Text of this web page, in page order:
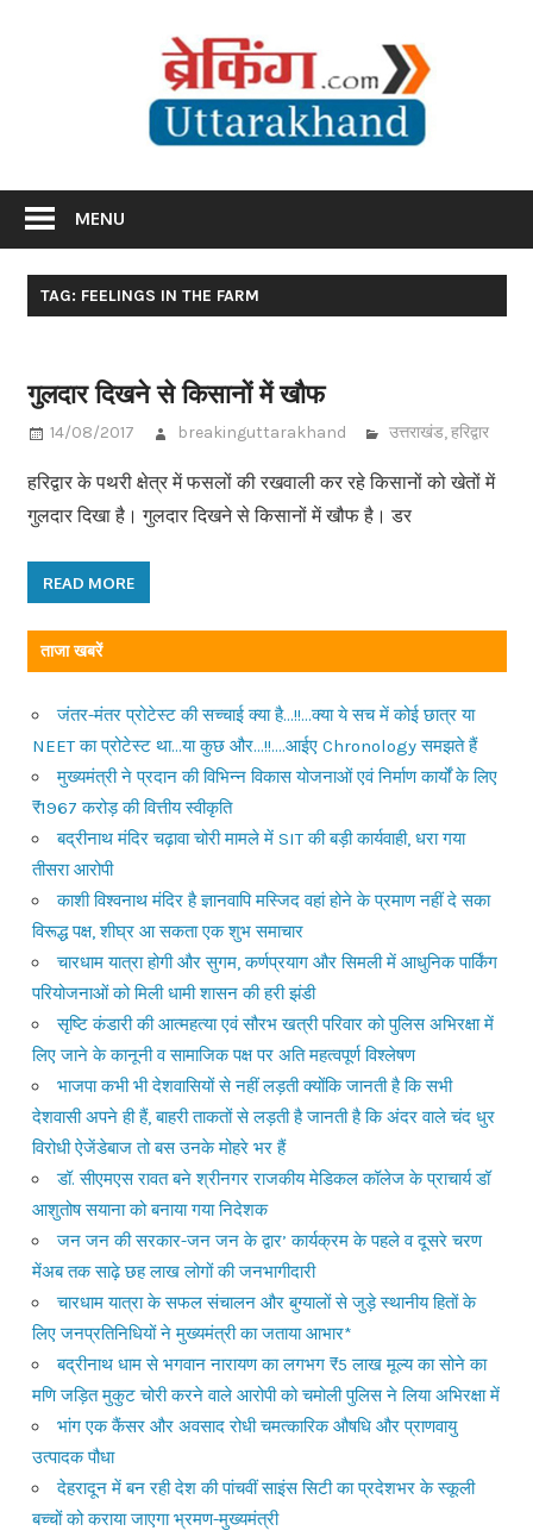
MENU
TAG: FEELINGS IN THE FARM
गुलदार दिखने से किसानों में खौफ
14/08/2017 breakinguttarakhand उत्तराखंड,हरिद्वार
हरिद्वार के पथरी क्षेत्र में फसलों की रखवाली कर रहे किसानों को खेतों में
गुलदार दिखा है। गुलदार दिखने से किसानों में खौफ है। डर
READ MORE
ताजा खबरें
जंतर-मंतर प्रोटेस्ट की सच्चाई क्या है…!!…क्या ये सच में कोई छात्र या
NEET का प्रोटेस्ट था…या कुछ और…!!….आईए Chronology समझते हैं
मुख्यमंत्री ने प्रदान की विभिन्न विकास योजनाओं एवं निर्माण कार्यों के लिए
₹1967 करोड़ की वित्तीय स्वीकृति
बद्रीनाथ मंदिर चढ़ावा चोरी मामले में SIT की बड़ी कार्यवाही, धरा गया
तीसरा आरोपी
काशी विश्वनाथ मंदिर है ज्ञानवापि मस्जिद वहां होने के प्रमाण नहीं दे सका
विरूद्ध पक्ष, शीघ्र आ सकता एक शुभ समाचार
चारधाम यात्रा होगी और सुगम, कर्णप्रयाग और सिमली में आधुनिक पार्किंग
परियोजनाओं को मिली धामी शासन की हरी झंडी
सृष्टि कंडारी की आत्महत्या एवं सौरभ खत्री परिवार को पुलिस अभिरक्षा में
लिए जाने के कानूनी व सामाजिक पक्ष पर अति महत्वपूर्ण विश्लेषण
भाजपा कभी भी देशवासियों से नहीं लड़ती क्योंकि जानती है कि सभी
देशवासी अपने ही हैं, बाहरी ताकतों से लड़ती है जानती है कि अंदर वाले चंद धुर
विरोधी ऐजेंडेबाज तो बस उनके मोहरे भर हैं
डॉ. सीएमएस रावत बने श्रीनगर राजकीय मेडिकल कॉलेज के प्राचार्य डॉ
आशुतोष सयाना को बनाया गया निदेशक
जन जन की सरकार-जन जन के द्वार’ कार्यक्रम के पहले व दूसरे चरण
मेंअब तक साढ़े छह लाख लोगों की जनभागीदारी
चारधाम यात्रा के सफल संचालन और बुग्यालों से जुड़े स्थानीय हितों के
लिए जनप्रतिनिधियों ने मुख्यमंत्री का जताया आभार*
बद्रीनाथ धाम से भगवान नारायण का लगभग ₹5 लाख मूल्य का सोने का
मणि जड़ित मुकुट चोरी करने वाले आरोपी को चमोली पुलिस ने लिया अभिरक्षा में
भांग एक कैंसर और अवसाद रोधी चमत्कारिक औषधि और प्राणवायु
उत्पादक पौधा
देहरादून में बन रही देश की पांचवीं साइंस सिटी का प्रदेशभर के स्कूली
बच्चों को कराया जाएगा भ्रमण-मुख्यमंत्री